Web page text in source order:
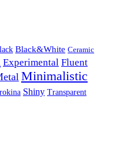
Black&White Ceramic
Experimental Fluent
Minimalistic
Shiny Transparent